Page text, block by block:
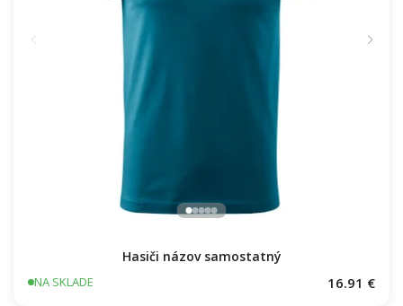
Hasiči názov samostatný
NA SKLADE 16.91 €